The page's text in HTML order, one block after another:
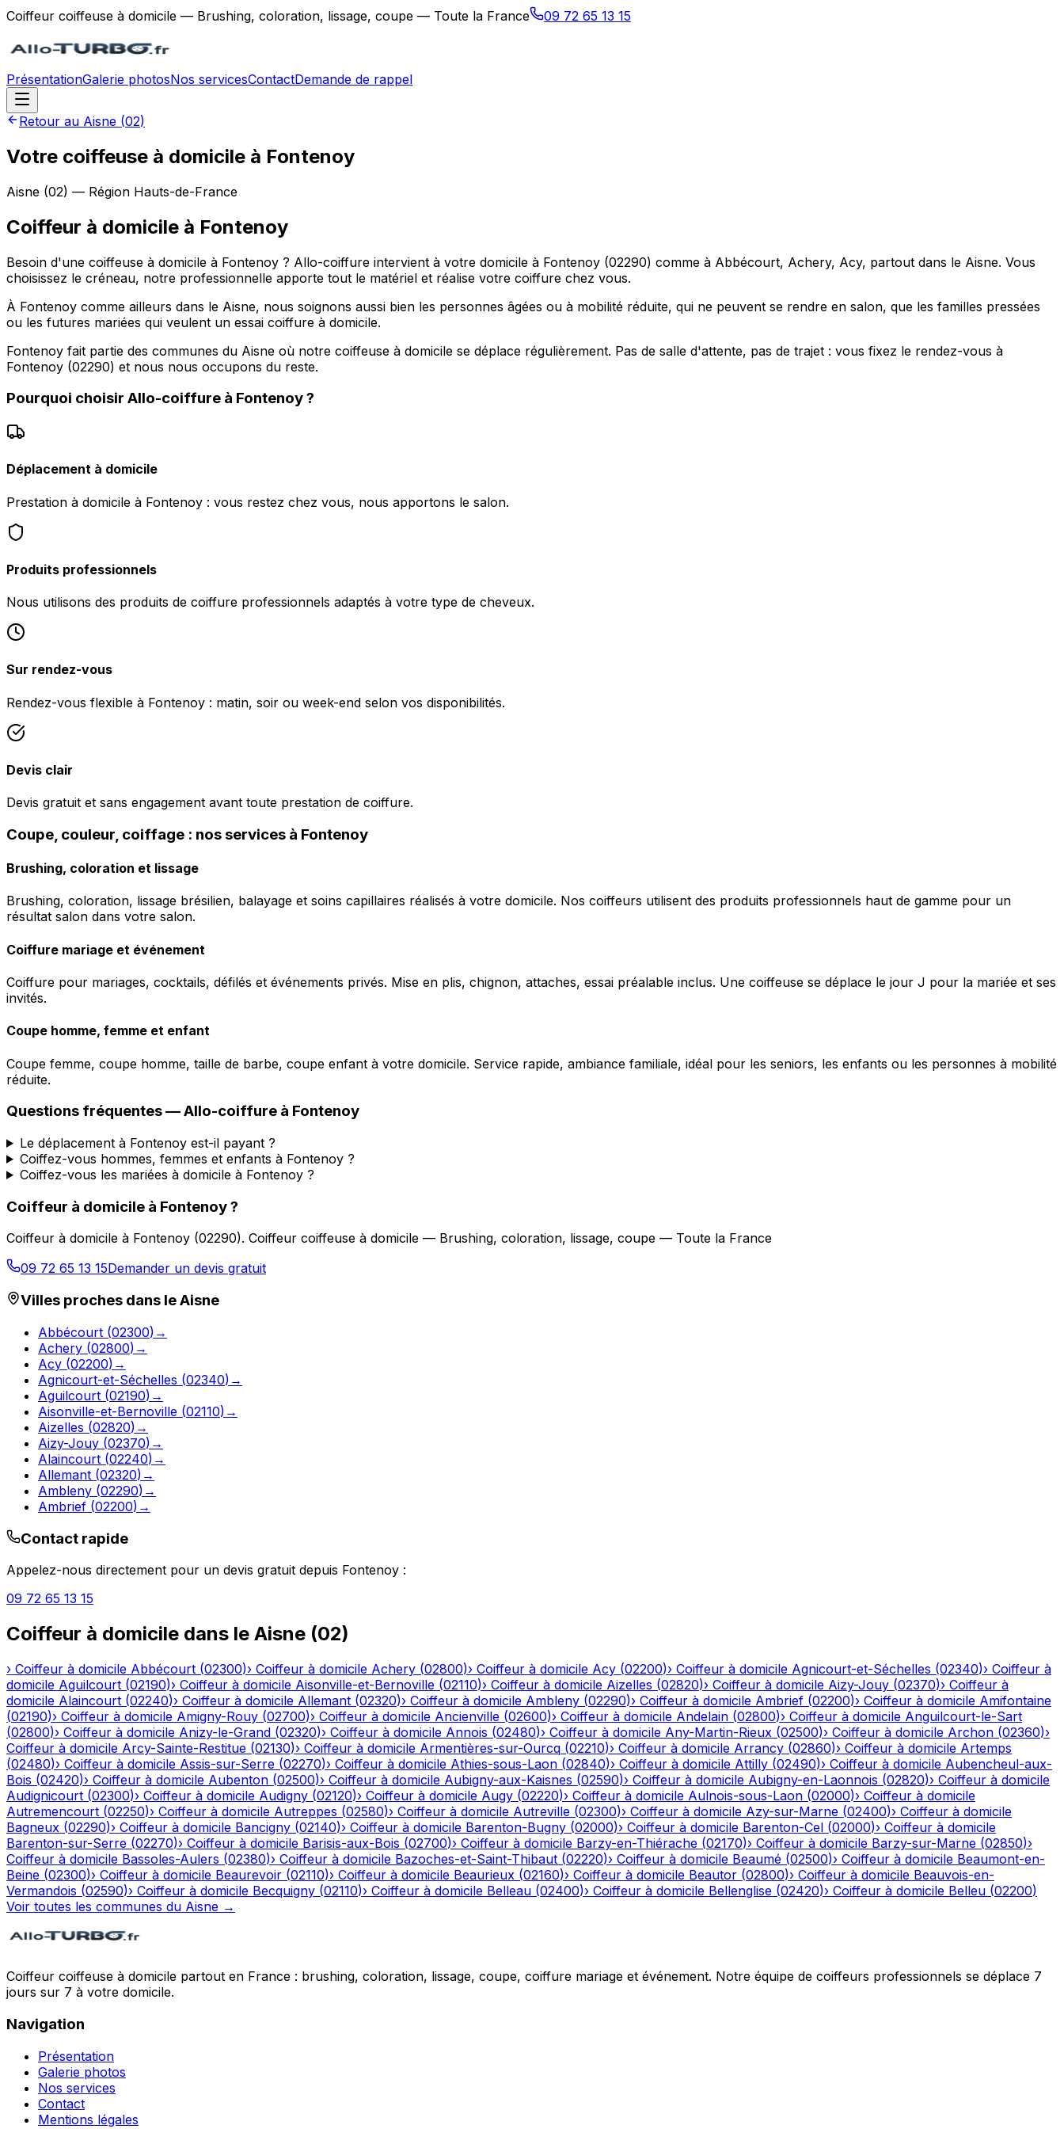
Coiffeur coiffeuse à domicile — Brushing, coloration, lissage, coupe — Toute la France 09 72 65 13 15
PrésentationGalerie photosNos servicesContactDemande de rappel
Retour au Aisne (02)
Votre coiffeuse à domicile à Fontenoy
Aisne (02) — Région Hauts-de-France
Coiffeur à domicile à Fontenoy
Besoin d'une coiffeuse à domicile à Fontenoy ? Allo-coiffure intervient à votre domicile à Fontenoy (02290) comme à Abbécourt, Achery, Acy, partout dans le Aisne. Vous
choisissez le créneau, notre professionnelle apporte tout le matériel et réalise votre coiffure chez vous.
À Fontenoy comme ailleurs dans le Aisne, nous soignons aussi bien les personnes âgées ou à mobilité réduite, qui ne peuvent se rendre en salon, que les familles pressées
ou les futures mariées qui veulent un essai coiffure à domicile.
Fontenoy fait partie des communes du Aisne où notre coiffeuse à domicile se déplace régulièrement. Pas de salle d'attente, pas de trajet : vous fixez le rendez-vous à
Fontenoy (02290) et nous nous occupons du reste.
Pourquoi choisir Allo-coiffure à Fontenoy?
Déplacement à domicile
Prestation à domicile à Fontenoy : vous restez chez vous, nous apportons le salon.
Produits professionnels
Nous utilisons des produits de coiffure professionnels adaptés à votre type de cheveux.
Sur rendez-vous
Rendez-vous flexible à Fontenoy : matin, soir ou week-end selon vos disponibilités.
Devis clair
Devis gratuit et sans engagement avant toute prestation de coiffure.
Coupe, couleur, coiffage : nos services à Fontenoy
Brushing, coloration et lissage
Brushing, coloration, lissage brésilien, balayage et soins capillaires réalisés à votre domicile. Nos coiffeurs utilisent des produits professionnels haut de gamme pour un
résultat salon dans votre salon.
Coiffure mariage et événement
Coiffure pour mariages, cocktails, défilés et événements privés. Mise en plis, chignon, attaches, essai préalable inclus. Une coiffeuse se déplace le jour J pour la mariée et ses
invités.
Coupe homme, femme et enfant
Coupe femme, coupe homme, taille de barbe, coupe enfant à votre domicile. Service rapide, ambiance familiale, idéal pour les seniors, les enfants ou les personnes à mobilité
réduite.
Questions fréquentes —Allo-coiffure à Fontenoy
Le déplacement à Fontenoy est-il payant ?
Coiffez-vous hommes, femmes et enfants à Fontenoy ?
Coiffez-vous les mariées à domicile à Fontenoy ?
Coiffeur à domicile à Fontenoy?
Coiffeur à domicile à Fontenoy (02290). Coiffeur coiffeuse à domicile — Brushing, coloration, lissage, coupe — Toute la France
09 72 65 13 15Demander un devis gratuit
Villes proches dans leAisne
Abbécourt (02300) →
Achery (02800) →
Acy (02200) →
Agnicourt-et-Séchelles (02340) →
Aguilcourt (02190) →
Aisonville-et-Bernoville (02110) →
Aizelles (02820) →
Aizy-Jouy (02370) →
Alaincourt (02240) →
Allemant (02320) →
Ambleny (02290) →
Ambrief (02200) →
Contact rapide
Appelez-nous directement pour un devis gratuit depuis Fontenoy :
09 72 65 13 15
Coiffeur à domicile dans le Aisne (02)
› Coiffeur à domicile Abbécourt (02300)› Coiffeur à domicile Achery (02800)› Coiffeur à domicile Acy (02200)› Coiffeur à domicile Agnicourt-et-Séchelles (02340)› Coiffeur à
domicile Aguilcourt (02190)› Coiffeur à domicile Aisonville-et-Bernoville (02110)› Coiffeur à domicile Aizelles (02820)› Coiffeur à domicile Aizy-Jouy (02370)› Coiffeur à
domicile Alaincourt (02240)› Coiffeur à domicile Allemant (02320)› Coiffeur à domicile Ambleny (02290)› Coiffeur à domicile Ambrief (02200)› Coiffeur à domicile Amifontaine
(02190)› Coiffeur à domicile Amigny-Rouy (02700)› Coiffeur à domicile Ancienville (02600)› Coiffeur à domicile Andelain (02800)› Coiffeur à domicile Anguilcourt-le-Sart
(02800)› Coiffeur à domicile Anizy-le-Grand (02320)› Coiffeur à domicile Annois (02480)› Coiffeur à domicile Any-Martin-Rieux (02500)› Coiffeur à domicile Archon (02360)›
Coiffeur à domicile Arcy-Sainte-Restitue (02130)› Coiffeur à domicile Armentières-sur-Ourcq (02210)› Coiffeur à domicile Arrancy (02860)› Coiffeur à domicile Artemps
(02480)› Coiffeur à domicile Assis-sur-Serre (02270)› Coiffeur à domicile Athies-sous-Laon (02840)› Coiffeur à domicile Attilly (02490)› Coiffeur à domicile Aubencheul-aux-
Bois (02420)› Coiffeur à domicile Aubenton (02500)› Coiffeur à domicile Aubigny-aux-Kaisnes (02590)› Coiffeur à domicile Aubigny-en-Laonnois (02820)› Coiffeur à domicile
Audignicourt (02300)› Coiffeur à domicile Audigny (02120)› Coiffeur à domicile Augy (02220)› Coiffeur à domicile Aulnois-sous-Laon (02000)› Coiffeur à domicile
Autremencourt (02250)› Coiffeur à domicile Autreppes (02580)› Coiffeur à domicile Autreville (02300)› Coiffeur à domicile Azy-sur-Marne (02400)› Coiffeur à domicile
Bagneux (02290)› Coiffeur à domicile Bancigny (02140)› Coiffeur à domicile Barenton-Bugny (02000)› Coiffeur à domicile Barenton-Cel (02000)› Coiffeur à domicile
Barenton-sur-Serre (02270)› Coiffeur à domicile Barisis-aux-Bois (02700)› Coiffeur à domicile Barzy-en-Thiérache (02170)› Coiffeur à domicile Barzy-sur-Marne (02850)›
Coiffeur à domicile Bassoles-Aulers (02380)› Coiffeur à domicile Bazoches-et-Saint-Thibaut (02220)› Coiffeur à domicile Beaumé (02500)› Coiffeur à domicile Beaumont-en-
Beine (02300)› Coiffeur à domicile Beaurevoir (02110)› Coiffeur à domicile Beaurieux (02160)› Coiffeur à domicile Beautor (02800)› Coiffeur à domicile Beauvois-en-
Vermandois (02590)› Coiffeur à domicile Becquigny (02110)› Coiffeur à domicile Belleau (02400)› Coiffeur à domicile Bellenglise (02420)› Coiffeur à domicile Belleu (02200)
Voir toutes les communes du Aisne →
Coiffeur coiffeuse à domicile partout en France : brushing, coloration, lissage, coupe, coiffure mariage et événement. Notre équipe de coiffeurs professionnels se déplace 7
jours sur 7 à votre domicile.
Navigation
Présentation
Galerie photos
Nos services
Contact
Mentions légales